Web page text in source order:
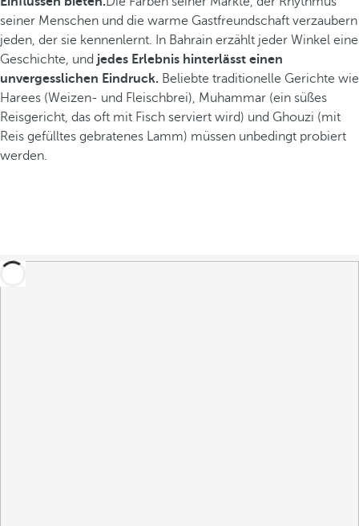
seiner Menschen und die warme Gastfreundschaft verzaubern
jeden, der sie kennenlernt. In Bahrain erzählt jeder Winkel eine
Geschichte, und jedes Erlebnis hinterlässt einen
unvergesslichen Eindruck. Beliebte traditionelle Gerichte wie
Harees (Weizen- und Fleischbrei), Muhammar (ein süßes
Reisgericht, das oft mit Fisch serviert wird) und Ghouzi (mit
Reis gefülltes gebratenes Lamm) müssen unbedingt probiert
werden.